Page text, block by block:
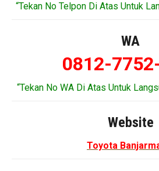
“Tekan No Telpon Di Atas Untuk
WA
0812-
“Tekan No WA Di Atas Untuk
Website
Toyota